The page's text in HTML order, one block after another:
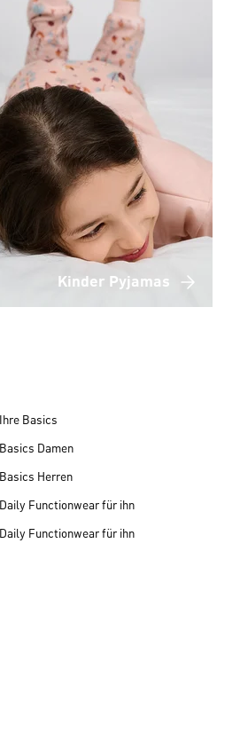
Kinder Pyjamas
Ihre Basics
Basics Damen
Basics Herren
Daily Functionwear für ihn
Daily Functionwear für ihn